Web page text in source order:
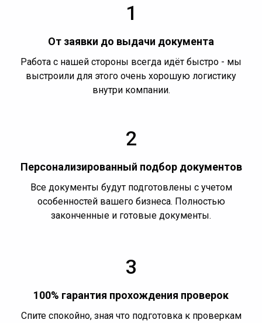
1
От заявки до выдачи документа
Работа с нашей стороны всегда идёт быстро - мы
выстроили для этого очень хорошую логистику
внутри компании.
2
Персонализированный подбор документов
Все документы будут подготовлены с учетом
особенностей вашего бизнеса. Полностью
законченные и готовые документы.
3
100% гарантия прохождения проверок
Спите спокойно, зная что подготовка к проверкам